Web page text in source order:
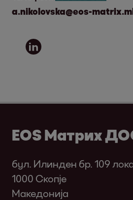
a.nikolovska@eos-
EOS Матрих
бул. Илинден бр. 109
1000 Скопје
Македонија